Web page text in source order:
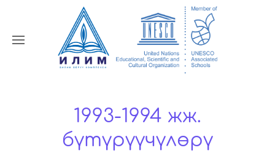
1993-1994 жж.
бүтүрүүчүлөрү